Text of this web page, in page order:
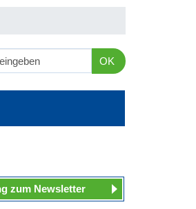
OK
zum Newsletter